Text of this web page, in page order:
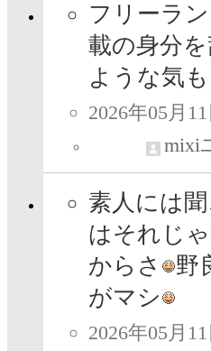
フリーラ
載の身分
ような気
2026年05月
mixi
素人には
はそれじ
からさ
野
がマシ
2026年05月